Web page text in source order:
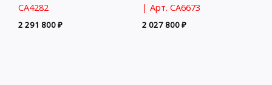
CA4282
2 291 800₽
| Арт. CA6673
2 027 800₽